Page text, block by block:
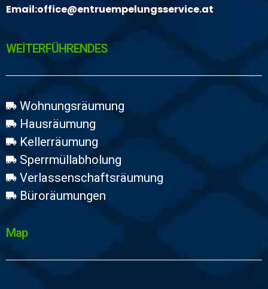
Email:office@entruempelungsservice.at
WEİTERFÜHRENDES
Wohnungsräumung
Hausräumung
Kellerräumung
Sperrmüllabholung
Verlassenschaftsräumung
Büroräumungen
Map